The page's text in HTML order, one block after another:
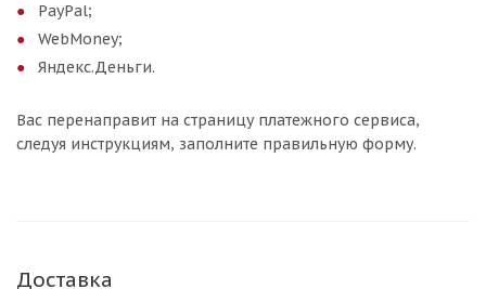
PayPal;
WebMoney;
Яндекс.Деньги.
Вас перенаправит на страницу платежного сервиса,
следуя инструкциям, заполните правильную форму.
Доставка